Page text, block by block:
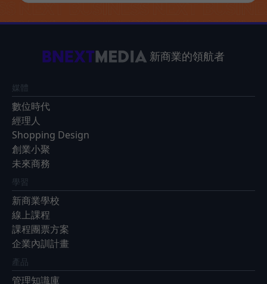
新商業的領航者
媒體
數位時代
經理人
Shopping Design
創業小聚
未來商務
學習
新商業學校
線上課程
課程團票方案
企業內訓計畫
產品
管理知識庫